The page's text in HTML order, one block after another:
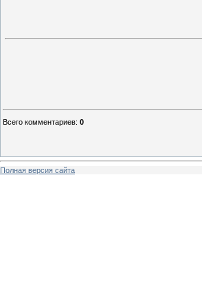
Всего комментариев: 0
Полная версия сайта